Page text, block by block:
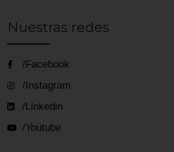
Nuestras redes
/Facebook
/Instagram
/Linkedin
/Youtube